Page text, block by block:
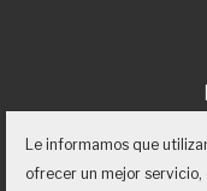
Le informamos que
ofrecer un mejor